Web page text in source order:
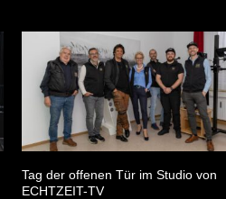
Tag der offenen Tür im Studio von
ECHTZEIT-TV